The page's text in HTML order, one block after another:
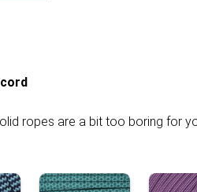
ropes are a bit too boring for